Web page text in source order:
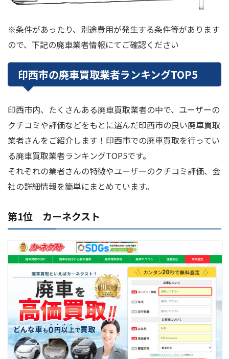
※条件があったり、別途費用が発生する条件等があります
ので、下記の廃車業者情報にてご確認ください
印西市の廃車買取業者ランキングTOP5
印西市内、たくさんある廃車買取業者の中で、ユーザーの
クチコミや評価などをもとに選んだ印西市の良い廃車買取
業者さんをご紹介します！印西市での廃車買取を行ってい
る廃車買取業者ランキングTOP5です。
それぞれの業者さんの特徴やユーザーのクチコミ評価、会
社の詳細情報を簡単にまとめています。
第1位 カーネクスト